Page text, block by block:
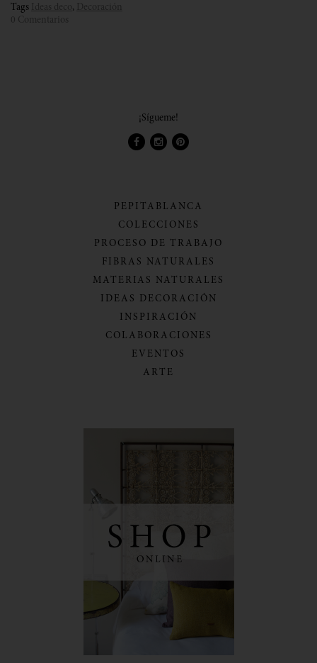
Tags Ideas deco , Decoración
0 Comentarios
¡Sígueme!
PEPITABLANCA
COLECCIONES
PROCESO DE TRABAJO
FIBRAS NATURALES
MATERIAS NATURALES
IDEAS DECORACIÓN
INSPIRACIÓN
COLABORACIONES
EVENTOS
ARTE